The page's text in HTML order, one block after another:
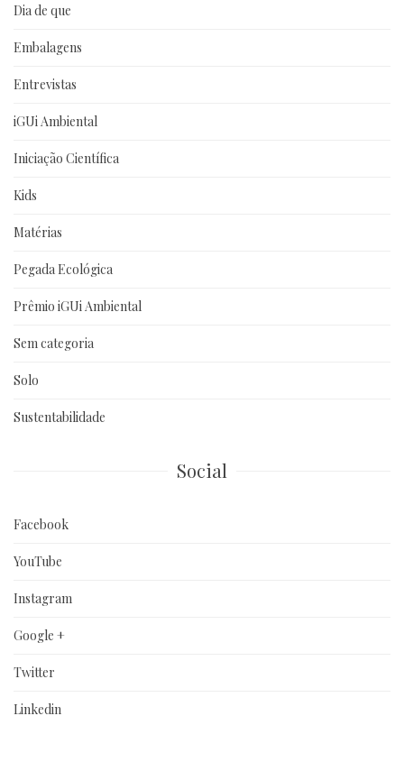
Dia de que
Embalagens
Entrevistas
iGUi Ambiental
Iniciação Científica
Kids
Matérias
Pegada Ecológica
Prêmio iGUi Ambiental
Sem categoria
Solo
Sustentabilidade
Social
Facebook
YouTube
Instagram
Google +
Twitter
Linkedin